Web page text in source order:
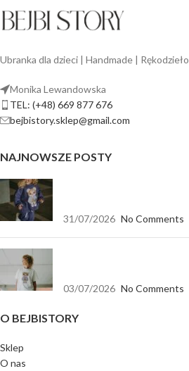
Ubranka dla dzieci | Handmade | Rękodzieło
Monika Lewandowska
TEL: (+48) 669 877 676
bejbistory.sklep@gmail.com
NAJNOWSZE POSTY
31/07/2026 No Comments
03/07/2026 No Comments
O BEJBISTORY
Sklep
O nas